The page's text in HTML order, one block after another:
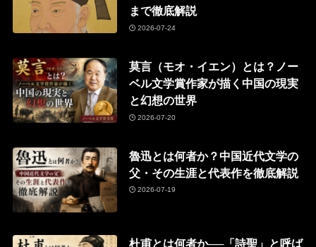
まで徹底解説
2026-07-24
莫言（モオ・イエン）とは？ノー
ベル文学賞作家が描く中国の現実
と幻想の世界
2026-07-20
魯迅とは何者か？中国近代文学の
父・その生涯と代表作を徹底解説
2026-07-19
杜甫とは何者か──「詩聖」と呼ば